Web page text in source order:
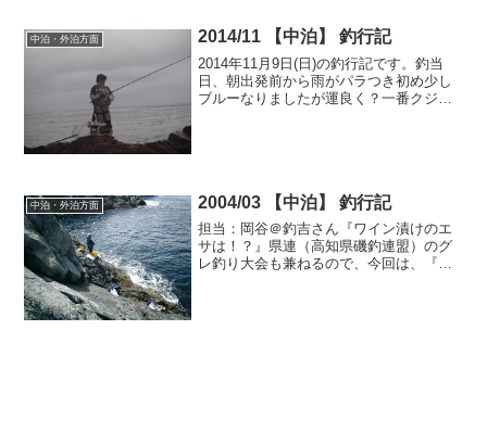
でに言えば、１２月も釣行が無く、１月
に２回の釣行になります。...
中泊・外泊方面 2014/11 【中泊】 釣行記
2014年11月9日(日)の釣行記です。釣当
日、朝出発前から雨がパラつき初め少し
ブルーなりましたが運良く？一番クジを
中泊・外泊方面 2004/03 【中泊】 釣行記
担当：岡谷＠釣吉さん『ワイン漬けのエ
サは！？』県連（高知県磯釣連盟）のグ
レ釣り大会も兼ねるので、今回は、『高